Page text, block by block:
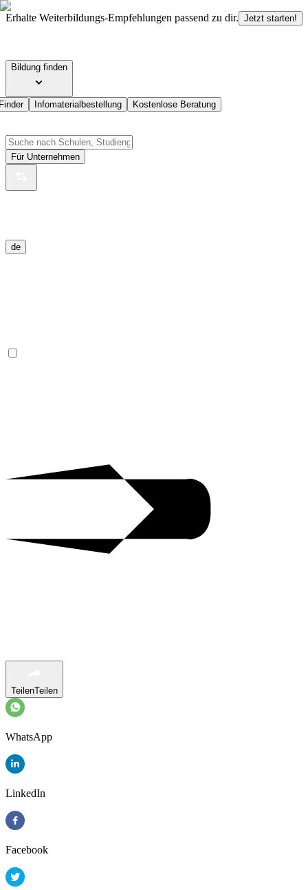
Erhalte Weiterbildungs-Empfehlungen passend zu dir. Jetzt starten!
Bildung finden
Infomaterialbestellung Kostenlose Beratung
Für Unternehmen
de
TeilenTeilen
WhatsApp
LinkedIn
Facebook